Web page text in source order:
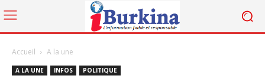
Accueil A la une
A LA UNE INFOS POLITIQUE